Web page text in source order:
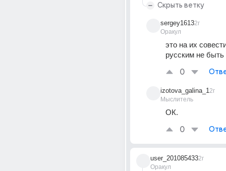
Скрыть ветку
sergey1613
Оракул
2г
это на их
русским не
0
izotova_galina_1
Мыслитель
2г
ОК.
0
user_201085433
Оракул
2г